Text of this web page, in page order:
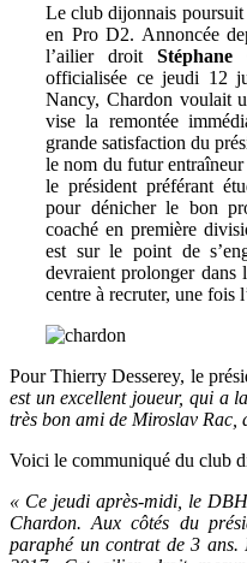
Le club dijonnais poursuit
en Pro D2. Annoncée
l’ailier droit Stéphane
officialisée ce jeudi 12
Nancy, Chardon voulait
vise la remontée
grande satisfaction du
le nom du futur entraîneur
le président préférant
pour dénicher le bon
coaché en première
est sur le point de
devraient prolonger dans
centre à recruter, une fois
Pour Thierry Desserey, le
est un excellent joueur, qui a
très bon ami de Miroslav Rac,
Voici le communiqué du club
« Ce jeudi après-midi, le
Chardon. Aux côtés du
paraphé un contrat de 3 ans.